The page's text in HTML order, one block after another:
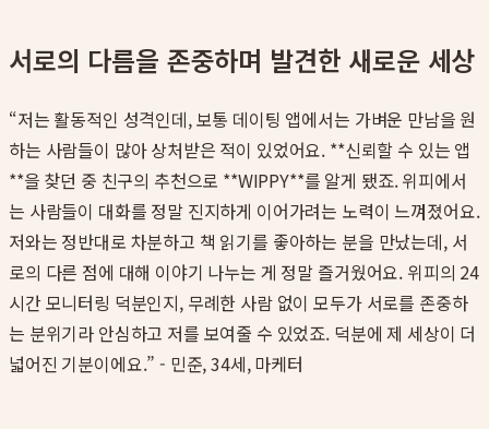
서로의 다름을 존중하며 발견한 새로운 세상
“저는 활동적인 성격인데, 보통 데이팅 앱에서는 가벼운 만남을 원
하는 사람들이 많아 상처받은 적이 있었어요. **신뢰할 수 있는 앱
**을 찾던 중 친구의 추천으로 **WIPPY**를 알게 됐죠. 위피에서
는 사람들이 대화를 정말 진지하게 이어가려는 노력이 느껴졌어요.
저와는 정반대로 차분하고 책 읽기를 좋아하는 분을 만났는데, 서
로의 다른 점에 대해 이야기 나누는 게 정말 즐거웠어요. 위피의 24
시간 모니터링 덕분인지, 무례한 사람 없이 모두가 서로를 존중하
는 분위기라 안심하고 저를 보여줄 수 있었죠. 덕분에 제 세상이 더
넓어진 기분이에요.” - 민준, 34세, 마케터